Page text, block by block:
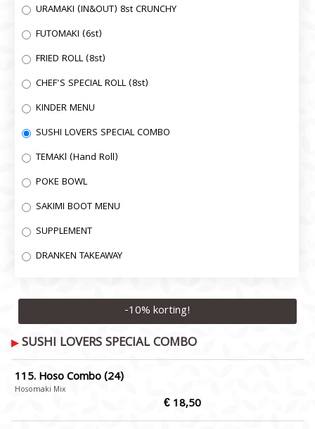
URAMAKI (IN&OUT) 8st CRUNCHY
FUTOMAKI (6st)
FRIED ROLL (8st)
CHEF'S SPECIAL ROLL (8st)
KINDER MENU
SUSHI LOVERS SPECIAL COMBO
TEMAKl (Hand Roll)
POKE BOWL
SAKIMI BOOT MENU
SUPPLEMENT
DRANKEN TAKEAWAY
-10% korting!
SUSHI LOVERS SPECIAL COMBO
115. Hoso Combo (24)
Hosomaki Mix
€ 18,50